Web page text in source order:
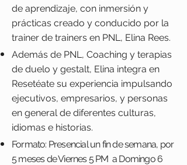
de aprendizaje, con inmersión y
prácticas creado y conducido por la
trainer de trainers en PNL, Elina Rees.
Además de PNL, Coaching y terapias
de duelo y gestalt, Elina integra en
Resetéate su experiencia impulsando
ejecutivos, empresarios, y personas
en general de diferentes culturas,
idiomas e historias.
Formato: Presencial un fin de semana, por
5 meses de Viernes 5 PM a Domingo 6